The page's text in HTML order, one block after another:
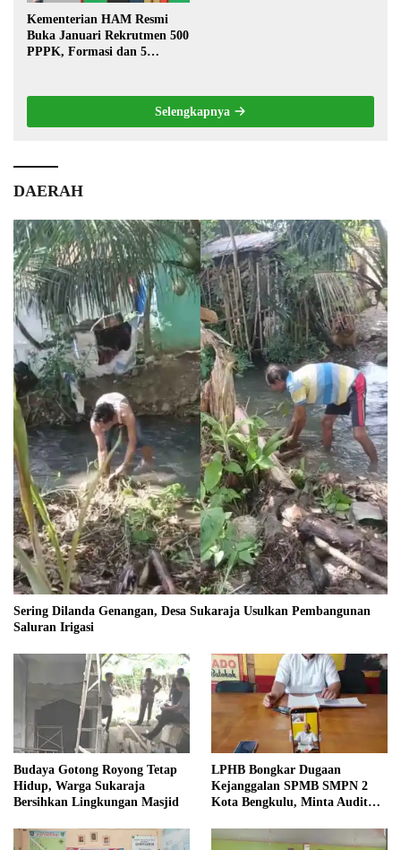
Kementerian HAM Resmi
Buka Januari Rekrutmen 500
PPPK, Formasi dan 5
Selengkapnya
DAERAH
Sering Dilanda Genangan, Desa Sukaraja Usulkan Pembangunan
Saluran Irigasi
Budaya Gotong Royong Tetap
Hidup, Warga Sukaraja
Bersihkan Lingkungan Masjid
LPHB Bongkar Dugaan
Kejanggalan SPMB SMPN 2
Kota Bengkulu, Minta Audit